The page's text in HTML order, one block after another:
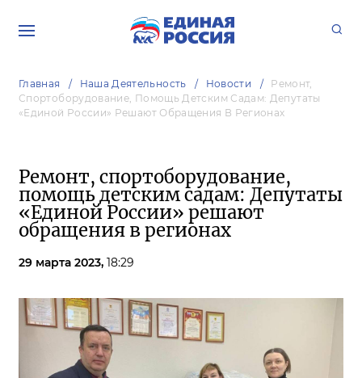
Главная Наша Деятельность Новости
Ремонт,
Спортоборудование, Помощь Детским Садам: Депутаты
«Единой России» Решают Обращения В Регионах
Ремонт, спортоборудование,
помощь детским садам: Депутаты
«Единой России» решают
обращения в регионах
29 марта 2023, 18:29